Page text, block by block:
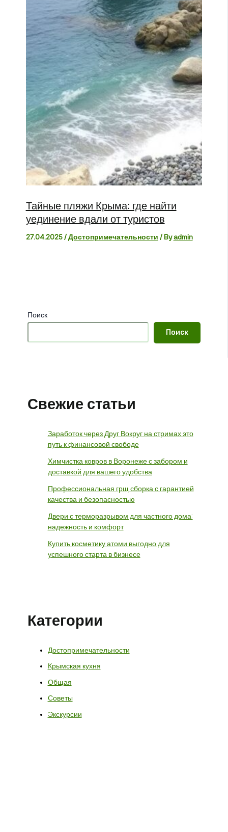
Тайные пляжи Крыма: где найти
уединение вдали от туристов
27.04.2025/Достопримечательности / Byadmin
Поиск
Поиск
Свежие статьи
Заработок через Друг Вокруг на стримах это
путь к финансовой свободе
Химчистка ковров в Воронеже с забором и
доставкой для вашего удобства
Профессиональная грщ сборка с гарантией
качества и безопасностью
Двери с терморазрывом для частного дома:
надежность и комфорт
Купить косметику атоми выгодно для
успешного старта в бизнесе
Категории
Достопримечательности
Крымская кухня
Общая
Советы
Экскурсии